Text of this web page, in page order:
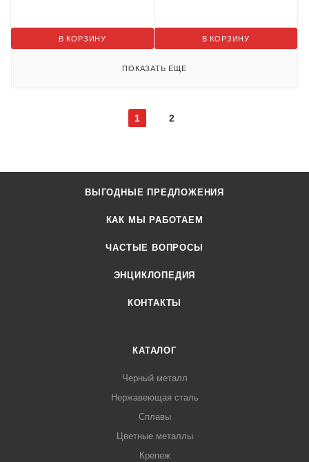
В КОРЗИНУ В КОРЗИНУ
ПОКАЗАТЬ ЕЩЕ
1 2
ВЫГОДНЫЕ ПРЕДЛОЖЕНИЯ
КАК МЫ РАБОТАЕМ
ЧАСТЫЕ ВОПРОСЫ
ЭНЦИКЛОПЕДИЯ
КОНТАКТЫ
КАТАЛОГ
Черный металл
Нержавеющая сталь
Сплавы
Цветные металлы
Крепеж